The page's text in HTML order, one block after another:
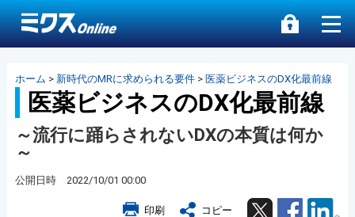
ホーム > 新時代のMRに求められる要件> 医薬ビジネスのDX化最前線
医薬ビジネスのDX化最前線
～流行に踊らされないDXの本質は何か
～
公開日時 2022/10/01 00:00
印刷 コピー Twitter Facebook